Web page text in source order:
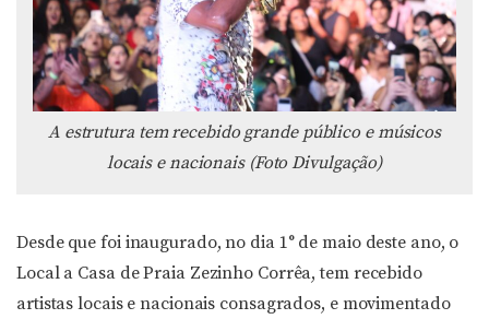
A estrutura tem recebido grande público e músicos
locais e nacionais (Foto Divulgação)
Desde que foi inaugurado, no dia 1° de maio deste ano, o
Local a Casa de Praia Zezinho Corrêa, tem recebido
artistas locais e nacionais consagrados, e movimentado